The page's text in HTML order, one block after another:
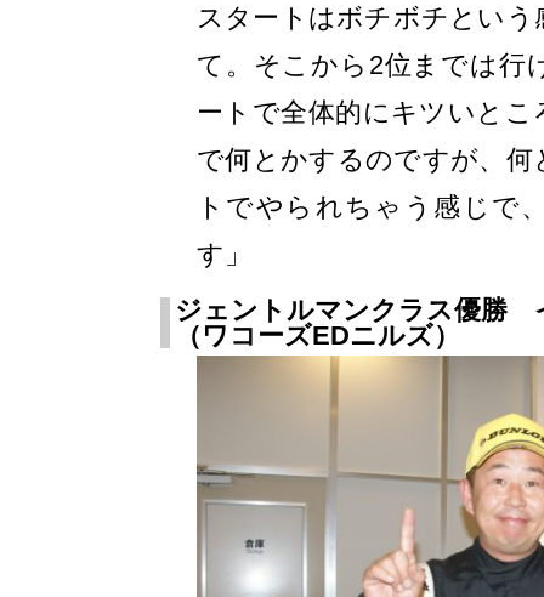
スタートはボチボチとい
て。そこから2位までは行
ートで全体的にキツいと
で何とかするのですが、
トでやられちゃう感じで
す」
ジェントルマンクラス優勝
（ワコーズEDニルズ）